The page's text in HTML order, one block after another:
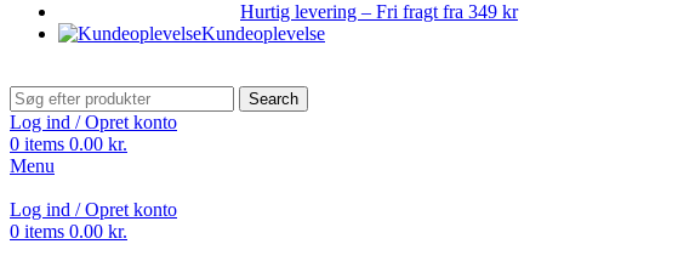
Hurtig levering – Fri fragt fra 349 kr
Kundeoplevelse
Search
Log ind / Opret konto
0 items 0.00 kr.
Menu
Log ind / Opret konto
0 items 0.00 kr.